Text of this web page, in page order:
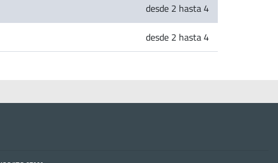
desde 2 hasta 4
desde 2 hasta 4